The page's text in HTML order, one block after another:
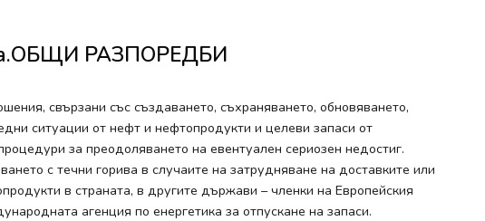
РАЗПОРЕДБИ
свързани със създаването, съхраняването, обновяването,
ситуации от нефт и нефтопродукти и целеви запаси от
за преодоляването на евентуален сериозен недостиг.
с течни горива в случаите на затрудняване на доставките или
в страната, в другите държави – членки на Европейския
агенция по енергетика за отпускане на запаси.